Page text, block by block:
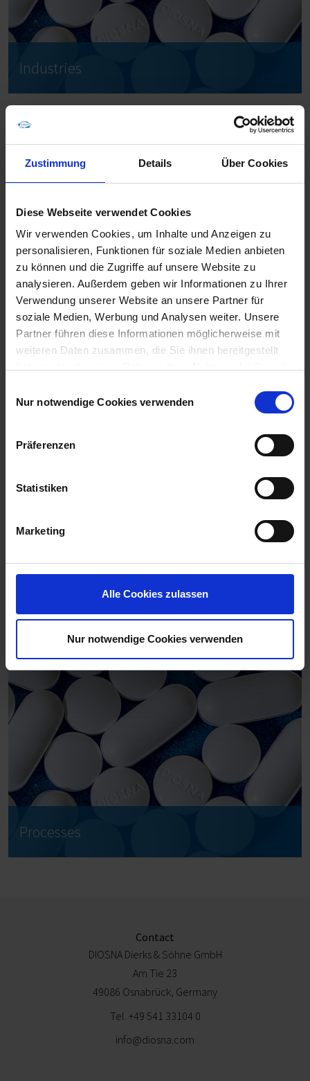
Zustimmung Details Über Cookies
Diese Webseite verwendet Cookies
Wir verwenden Cookies, um Inhalte und Anzeigen zu
personalisieren, Funktionen für soziale Medien anbieten
zu können und die Zugriffe auf unsere Website zu
analysieren. Außerdem geben wir Informationen zu Ihrer
Verwendung unserer Website an unsere Partner für
soziale Medien, Werbung und Analysen weiter. Unsere
Partner führen diese Informationen möglicherweise mit
weiteren Daten zusammen, die Sie ihnen bereitgestellt
Nur notwendige Cookies verwenden
Präferenzen
Statistiken
Marketing
Alle Cookies zulassen
Nur notwendige Cookies verwenden
Industries
Products
Processes
Contact
DIOSNA Dierks & Söhne GmbH
Am Tie 23
49086 Osnabrück, Germany
Tel. +49 541 33104 0
info@diosna.com